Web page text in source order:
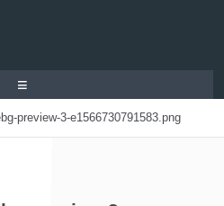
≡
preview-3-e1566730791583.png